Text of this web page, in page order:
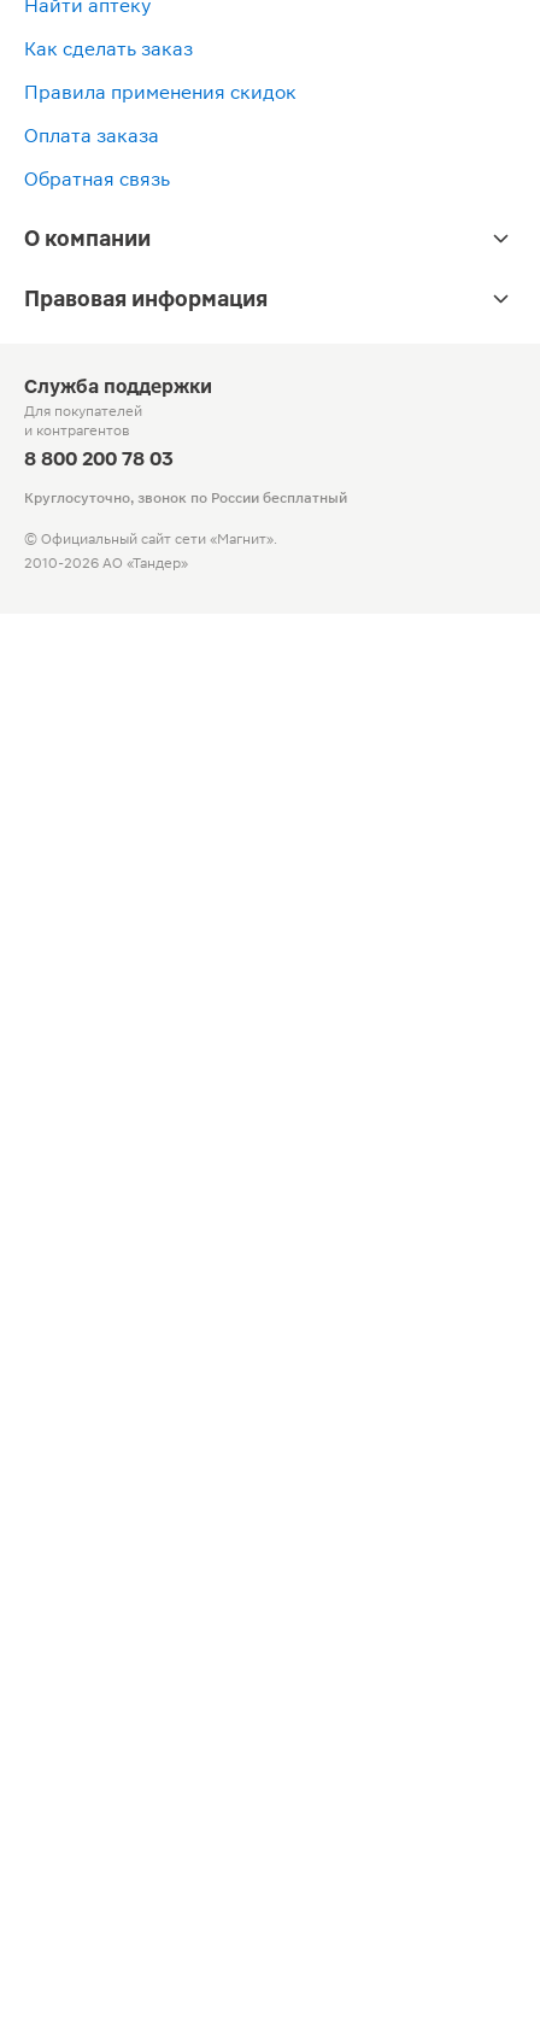
Найти аптеку
Как сделать заказ
Правила применения скидок
Оплата заказа
Обратная связь
О компании
Правовая информация
Служба поддержки
Для покупателей
и контрагентов
8 800 200 78 03
Круглосуточно, звонок по России бесплатный
© Официальный сайт сети «Магнит».
2010-2026 АО «Тандер»